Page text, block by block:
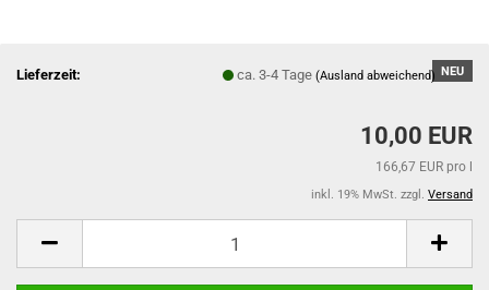
NEU
Lieferzeit: ca. 3-4 Tage(Ausland abweichend)
10,00 EUR
166,67 EUR pro l
inkl. 19% MwSt. zzgl. Versand